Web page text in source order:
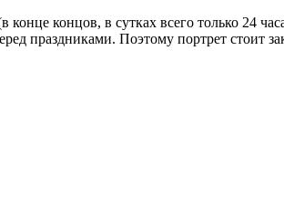
концов, в сутках всего только 24
праздниками. Поэтому портрет стоит